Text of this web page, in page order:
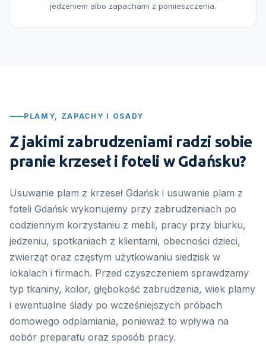
jedzeniem albo zapachami z pomieszczenia.
PLAMY, ZAPACHY I OSADY
Z jakimi zabrudzeniami radzi sobie
pranie krzeseł i foteli w Gdańsku?
Usuwanie plam z krzeseł Gdańsk i usuwanie plam z
foteli Gdańsk wykonujemy przy zabrudzeniach po
codziennym korzystaniu z mebli, pracy przy biurku,
jedzeniu, spotkaniach z klientami, obecności dzieci,
zwierząt oraz częstym użytkowaniu siedzisk w
lokalach i firmach. Przed czyszczeniem sprawdzamy
typ tkaniny, kolor, głębokość zabrudzenia, wiek plamy
i ewentualne ślady po wcześniejszych próbach
domowego odplamiania, ponieważ to wpływa na
dobór preparatu oraz sposób pracy.